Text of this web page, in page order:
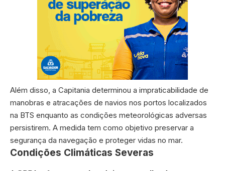
Além disso, a Capitania determinou a impraticabilidade de
manobras e atracações de navios nos portos localizados
na BTS enquanto as condições meteorológicas adversas
persistirem. A medida tem como objetivo preservar a
segurança da navegação e proteger vidas no mar.
Condições Climáticas Severas